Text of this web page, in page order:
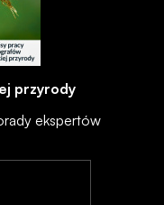
przyrody
ekspertów